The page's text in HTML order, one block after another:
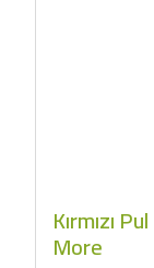
Kırmızı
More